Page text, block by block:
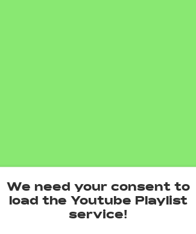
We need your consent to
load the Youtube Playlist
service!